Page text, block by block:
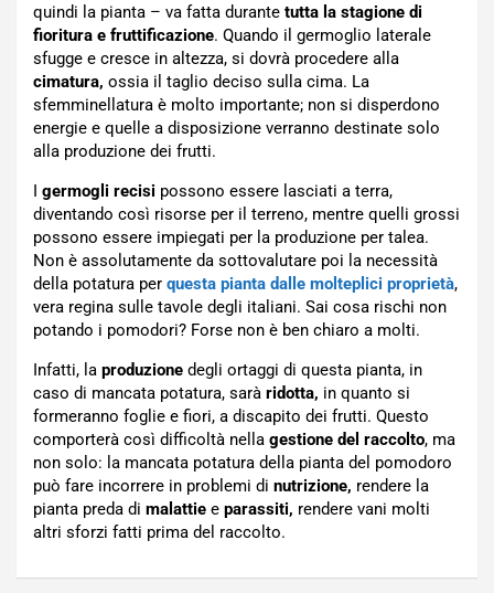
quindi la pianta – va fatta durante tutta la stagione di
fioritura e fruttificazione. Quando il germoglio laterale
sfugge e cresce in altezza, si dovrà procedere alla
cimatura, ossia il taglio deciso sulla cima. La
sfemminellatura è molto importante; non si disperdono
energie e quelle a disposizione verranno destinate solo
alla produzione dei frutti.
I germogli recisi possono essere lasciati a terra,
diventando così risorse per il terreno, mentre quelli grossi
possono essere impiegati per la produzione per talea.
Non è assolutamente da sottovalutare poi la necessità
della potatura per questa pianta dalle molteplici proprietà,
vera regina sulle tavole degli italiani. Sai cosa rischi non
potando i pomodori? Forse non è ben chiaro a molti.
Infatti, la produzione degli ortaggi di questa pianta, in
caso di mancata potatura, sarà ridotta, in quanto si
formeranno foglie e fiori, a discapito dei frutti. Questo
comporterà così difficoltà nella gestione del raccolto, ma
non solo: la mancata potatura della pianta del pomodoro
può fare incorrere in problemi di nutrizione, rendere la
pianta preda di malattie e parassiti, rendere vani molti
altri sforzi fatti prima del raccolto.